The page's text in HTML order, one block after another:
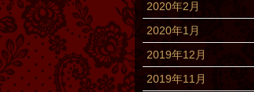
2020年2月
2020年1月
2019年12月
2019年11月